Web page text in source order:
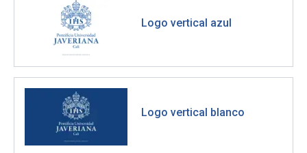
Logo vertical azul
Logo vertical blanco